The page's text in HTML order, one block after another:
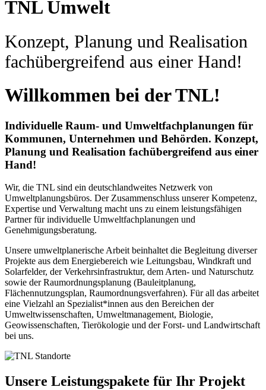
TNL Umwelt
Konzept, Planung und Realisation
fachübergreifend aus einer Hand!
Willkommen bei der TNL!
Individuelle Raum- und Umweltfachplanungen für
Kommunen, Unternehmen und Behörden. Konzept,
Planung und Realisation fachübergreifend aus einer
Hand!
Wir, die TNL sind ein deutschlandweites Netzwerk von
Umweltplanungsbüros. Der Zusammenschluss unserer Kompetenz,
Expertise und Verwaltung macht uns zu einem leistungsfähigen
Partner für individuelle Umweltfachplanungen und
Genehmigungsberatung.
Unsere umweltplanerische Arbeit beinhaltet die Begleitung diverser
Projekte aus dem Energiebereich wie Leitungsbau, Windkraft und
Solarfelder, der Verkehrsinfrastruktur, dem Arten- und Naturschutz
sowie der Raumordnungsplanung (Bauleitplanung,
Flächennutzungsplan, Raumordnungsverfahren). Für all das arbeitet
eine Vielzahl an Spezialist*innen aus den Bereichen der
Umweltwissenschaften, Umweltmanagement, Biologie,
Geowissenschaften, Tierökologie und der Forst- und Landwirtschaft
bei uns.
Unsere Leistungspakete für Ihr Projekt